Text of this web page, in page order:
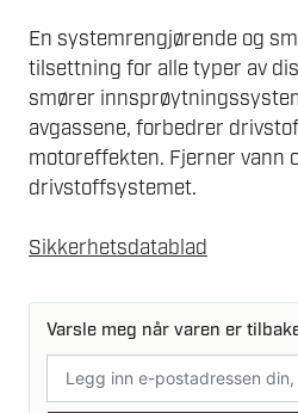
En systemrengjørende og
tilsettning for alle typer av
smører
avgassene, forbedrer
motoreffekten. Fjerner vann
drivstoffsystemet.
Sikkerhetsdatablad
Varsle meg når varen er
postadresse